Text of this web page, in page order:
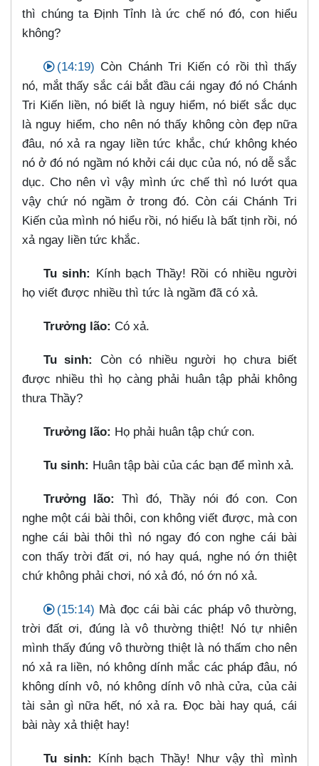
thì chúng ta Định Tỉnh là ức chế nó đó, con hiểu
không?
(14:19) Còn Chánh Tri Kiến có rồi thì thấy
nó, mắt thấy sắc cái bắt đầu cái ngay đó nó Chánh
Tri Kiến liền, nó biết là nguy hiểm, nó biết sắc dục
là nguy hiểm, cho nên nó thấy không còn đẹp nữa
đâu, nó xả ra ngay liền tức khắc, chứ không khéo
nó ở đó nó ngầm nó khởi cái dục của nó, nó dễ sắc
dục. Cho nên vì vậy mình ức chế thì nó lướt qua
vậy chứ nó ngầm ở trong đó. Còn cái Chánh Tri
Kiến của mình nó hiểu rồi, nó hiểu là bất tịnh rồi, nó
xả ngay liền tức khắc.
Tu sinh: Kính bạch Thầy! Rồi có nhiều người
họ viết được nhiều thì tức là ngầm đã có xả.
Trưởng lão: Có xả.
Tu sinh:
Còn có nhiều người họ chưa biết
được nhiều thì họ càng phải huân tập phải không
thưa Thầy?
Trưởng lão: Họ phải huân tập chứ con.
Tu sinh: Huân tập bài của các bạn để mình xả.
Trưởng lão:
Thì đó, Thầy nói đó con. Con
nghe một cái bài thôi, con không viết được, mà con
nghe cái bài thôi thì nó ngay đó con nghe cái bài
con thấy trời đất ơi, nó hay quá, nghe nó ớn thiệt
chứ không phải chơi, nó xả đó, nó ớn nó xả.
(15:14) Mà đọc cái bài các pháp vô thường,
trời đất ơi, đúng là vô thường thiệt! Nó tự nhiên
mình thấy đúng vô thường thiệt là nó thấm cho nên
nó xả ra liền, nó không dính mắc các pháp đâu, nó
không dính vô, nó không dính vô nhà cửa, của cải
tài sản gì nữa hết, nó xả ra. Đọc bài hay quá, cái
bài này xả thiệt hay!
Tu sinh: Kính bạch Thầy! Như vậy thì mình